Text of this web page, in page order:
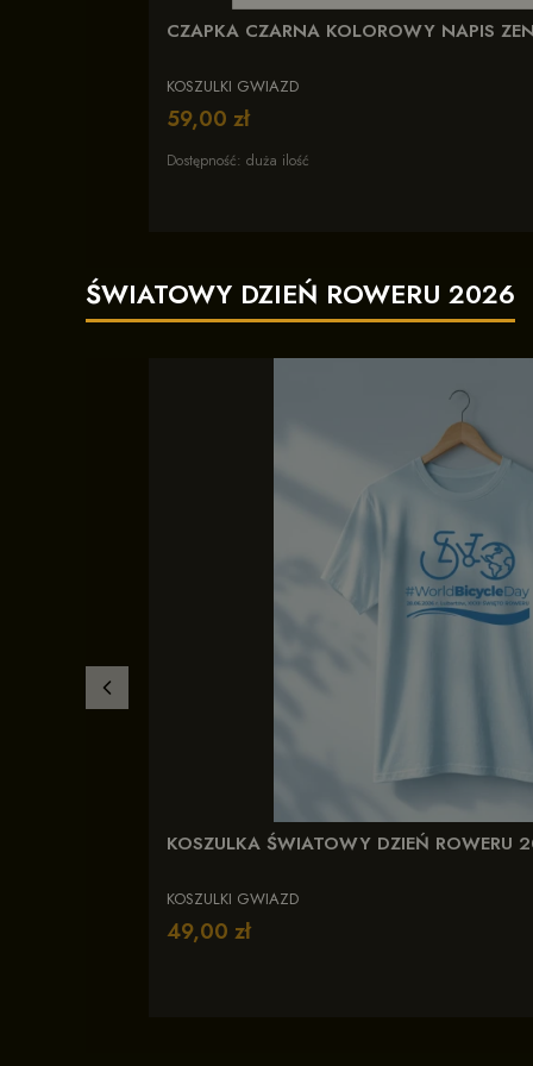
CZAPKA CZARNA KOLOROWY NAPIS
KOSZULKI GWIAZD
Cena
59,00 zł
Dostępność: duża ilość
ŚWIATOWY DZIEŃ ROWERU 2026
KOSZULKA ŚWIATOWY DZIEŃ ROWERU
KOSZULKI GWIAZD
Cena
49,00 zł